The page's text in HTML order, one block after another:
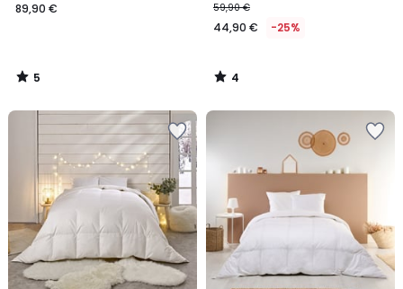
89,90 €
5
/
59,90 €
44,90 € -25%
4
/